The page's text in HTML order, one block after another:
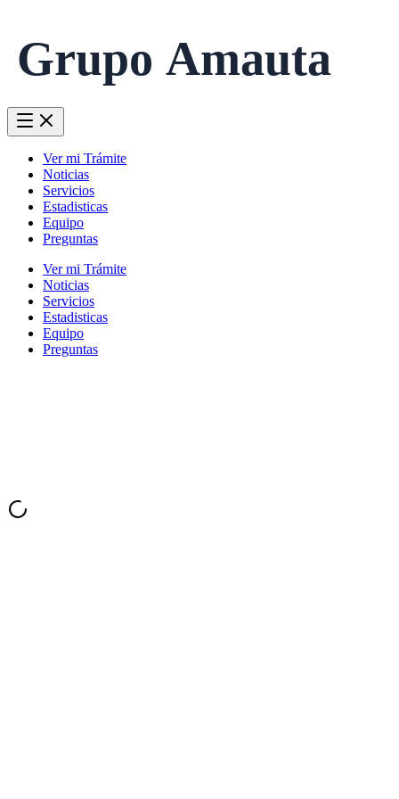
Grupo Amauta
Ver mi Trámite
Noticias
Servicios
Estadisticas
Equipo
Preguntas
Ver mi Trámite
Noticias
Servicios
Estadisticas
Equipo
Preguntas